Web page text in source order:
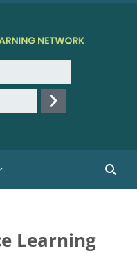
Log in
Learning